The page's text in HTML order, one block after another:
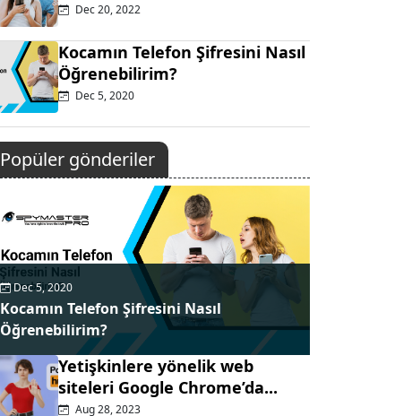
Dec 20, 2022
Kocamın Telefon Şifresini Nasıl
Öğrenebilirim?
Dec 5, 2020
Popüler gönderiler
Dec 5, 2020
Kocamın Telefon Şifresini Nasıl
Öğrenebilirim?
Yetişkinlere yönelik web
siteleri Google Chrome’da...
Aug 28, 2023